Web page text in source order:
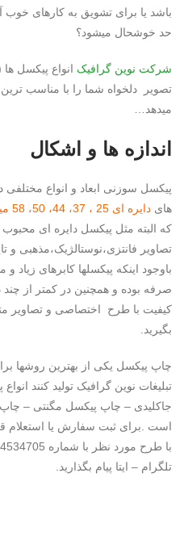
باشد یا برای تشویق به کارهای خوب
حد خوشحال میشود؟
شرکت نوین گرافیک انواع پیکسل ها
تصویر دلخواه شما را با مناسب
میدهد…
اندازه ها و اشکال
پیکسل سوزنی ابعاد و انواع مختلفی
های دایره ای 25 ، 37، 44، 50، 58 میلیمیتر ، مربع ، مستطیل و…
که البته مثل پیکسل دایره ای
تصاویر فانتزی،نوستالژیک،مذهبی
باوجود اینکه پیکسلها کابرهای زیاد
صرفه بوده و همچنین در کمتر از
کیفیت با طرح اختصاصی و تصاویر
بگیرید.
چاپ پیکسل یکی از بهترین روشها
تبلیغات نوین گرافیک تولید کنند
جاکلیدی – چاپ پیکسل مگنتی –
است .برای ثبت سفارش یا استعلام
تلگرام – ایتا پیام بگذارید.